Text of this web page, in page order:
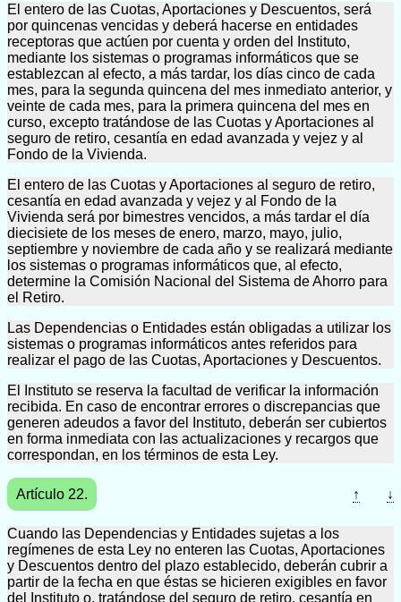
El entero de las Cuotas, Aportaciones y Descuentos, será
por quincenas vencidas y deberá hacerse en entidades
receptoras que actúen por cuenta y orden del Instituto,
mediante los sistemas o programas informáticos que se
establezcan al efecto, a más tardar, los días cinco de cada
mes, para la segunda quincena del mes inmediato anterior, y
veinte de cada mes, para la primera quincena del mes en
curso, excepto tratándose de las Cuotas y Aportaciones al
seguro de retiro, cesantía en edad avanzada y vejez y al
Fondo de la Vivienda.
El entero de las Cuotas y Aportaciones al seguro de retiro,
cesantía en edad avanzada y vejez y al Fondo de la
Vivienda será por bimestres vencidos, a más tardar el día
diecisiete de los meses de enero, marzo, mayo, julio,
septiembre y noviembre de cada año y se realizará mediante
los sistemas o programas informáticos que, al efecto,
determine la Comisión Nacional del Sistema de Ahorro para
el Retiro.
Las Dependencias o Entidades están obligadas a utilizar los
sistemas o programas informáticos antes referidos para
realizar el pago de las Cuotas, Aportaciones y Descuentos.
El Instituto se reserva la facultad de verificar la información
recibida. En caso de encontrar errores o discrepancias que
generen adeudos a favor del Instituto, deberán ser cubiertos
en forma inmediata con las actualizaciones y recargos que
correspondan, en los términos de esta Ley.
Artículo 22. ↑ ↓
Cuando las Dependencias y Entidades sujetas a los
regímenes de esta Ley no enteren las Cuotas, Aportaciones
y Descuentos dentro del plazo establecido, deberán cubrir a
partir de la fecha en que éstas se hicieren exigibles en favor
del Instituto o, tratándose del seguro de retiro, cesantía en